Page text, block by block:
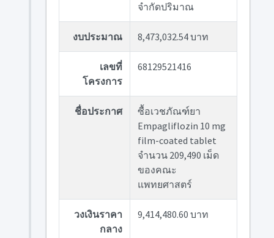
จำกัดปริมาณ
งบประมาณ 8,473,032.54 บาท
เลขที่
โครงการ
68129521416
ชื่อประกาศ
ซื้อเวชภัณฑ์ยา
Empagliflozin 10 mg
film-coated tablet
จำนวน 209,490 เม็ด
ของคณะ
แพทยศาสตร์
วงเงินราคา
กลาง
9,414,480.60 บาท